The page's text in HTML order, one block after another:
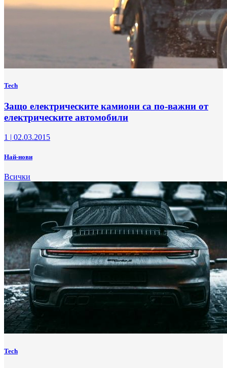
Tech
Защо електрическите камиони са по-важни от
електрическите автомобили
1 | 02.03.2015
Най-нови
Всички
Tech